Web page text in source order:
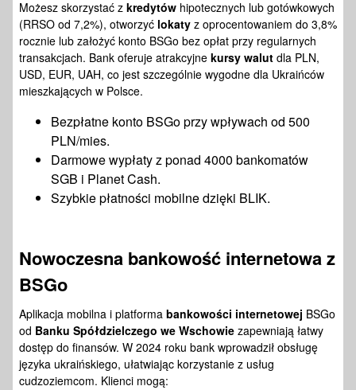
Możesz skorzystać z kredytów hipotecznych lub gotówkowych
(RRSO od 7,2%), otworzyć lokaty z oprocentowaniem do 3,8%
rocznie lub założyć konto BSGo bez opłat przy regularnych
transakcjach. Bank oferuje atrakcyjne kursy walut dla PLN,
USD, EUR, UAH, co jest szczególnie wygodne dla Ukraińców
mieszkających w Polsce.
Bezpłatne konto BSGo przy wpływach od 500
PLN/mies.
Darmowe wypłaty z ponad 4000 bankomatów
SGB i Planet Cash.
Szybkie płatności mobilne dzięki BLIK.
Nowoczesna bankowość internetowaz
BSGo
Aplikacja mobilna i platforma bankowości internetowej BSGo
od Banku Spółdzielczego we Wschowie zapewniają łatwy
dostęp do finansów. W 2024 roku bank wprowadził obsługę
języka ukraińskiego, ułatwiając korzystanie z usług
cudzoziemcom. Klienci mogą: